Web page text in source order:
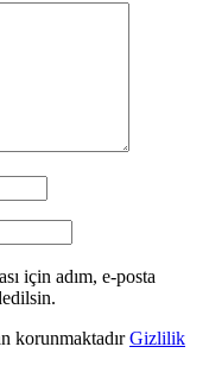
için adım, e-posta
korunmaktadırGizlilik